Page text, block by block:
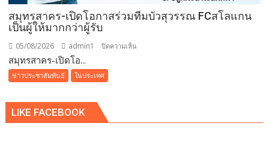
ณ
สมุทรสาคร-เปิดโอกาสร่วมทีมบัวสุวรรณ FCสโลแกน
เป็นผู้ให้มากกว่าผู้รับ
05/08/2026 admin1 ปิดความเห็น
บัว
สมุทรสาคร-เปิดโอ...
ข่าวประชาสัมพันธ์ ในประเทศ
LIKE FACEBOOK